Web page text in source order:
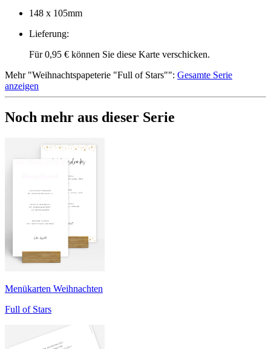
148 x 105mm
Lieferung:
Für 0,95 € können Sie diese Karte verschicken.
Mehr"Weihnachtspapeterie "Full of Stars"": Gesamte Serie
anzeigen
Noch mehr aus dieser Serie
Menükarten Weihnachten
Full of Stars